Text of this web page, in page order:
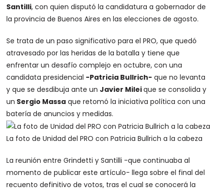
Santilli, con quien disputó la candidatura a gobernador de
la provincia de Buenos Aires en las elecciones de agosto.
Se trata de un paso significativo para el PRO, que quedó
atravesado por las heridas de la batalla y tiene que
enfrentar un desafío complejo en octubre, con una
candidata presidencial -Patricia Bullrich- que no levanta
y que se desdibuja ante unJavier Mileique se consolida y
un Sergio Massa que retomó la iniciativa política con una
batería de anuncios y medidas.
La foto de Unidad del PRO con Patricia Bullrich a la cabeza
La reunión entre Grindetti y Santilli -que continuaba al
momento de publicar este artículo- llega sobre el final del
recuento definitivo de votos, tras el cual se conocerá la